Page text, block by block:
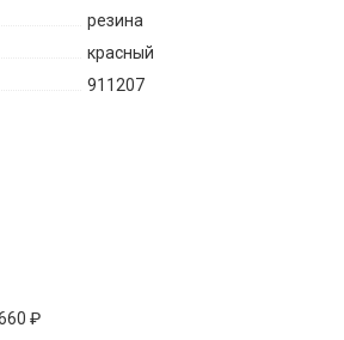
резина
красный
911207
₽